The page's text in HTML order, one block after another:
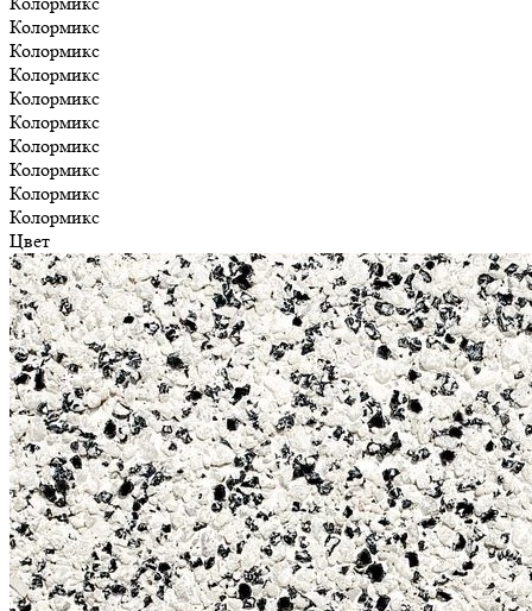
Колормикс
Колормикс
Колормикс
Колормикс
Колормикс
Колормикс
Колормикс
Колормикс
Колормикс
Цвет